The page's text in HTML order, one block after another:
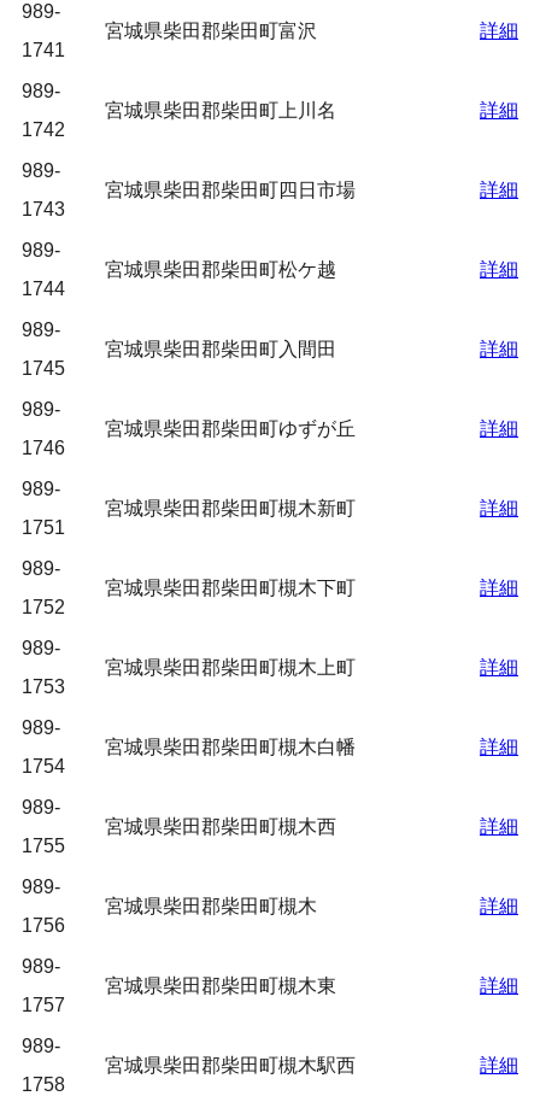
989-
1741
宮城県柴田郡柴田町富沢 詳細
989-
1742
宮城県柴田郡柴田町上川名 詳細
989-
1743
宮城県柴田郡柴田町四日市場 詳細
989-
1744
宮城県柴田郡柴田町松ケ越 詳細
989-
1745
宮城県柴田郡柴田町入間田 詳細
989-
1746
宮城県柴田郡柴田町ゆずが丘 詳細
989-
1751
宮城県柴田郡柴田町槻木新町 詳細
989-
1752
宮城県柴田郡柴田町槻木下町 詳細
989-
1753
宮城県柴田郡柴田町槻木上町 詳細
989-
1754
宮城県柴田郡柴田町槻木白幡 詳細
989-
1755
宮城県柴田郡柴田町槻木西 詳細
989-
1756
宮城県柴田郡柴田町槻木 詳細
989-
1757
宮城県柴田郡柴田町槻木東 詳細
989-
1758
宮城県柴田郡柴田町槻木駅西 詳細